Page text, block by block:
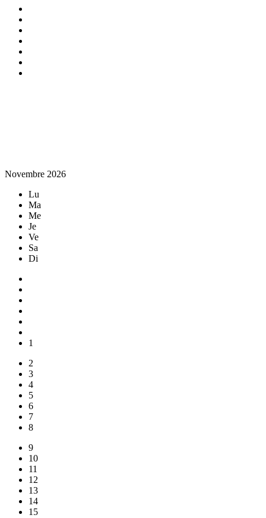
Novembre 2026
Lu
Ma
Me
Je
Ve
Sa
Di
1
2
3
4
5
6
7
8
9
10
11
12
13
14
15